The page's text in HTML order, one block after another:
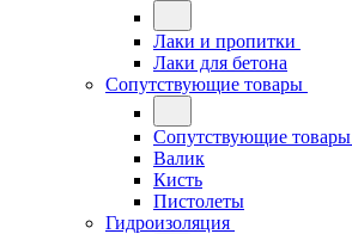
Лаки и пропитки
Лаки для бетона
Сопутствующие товары
Сопутствующие товары
Валик
Кисть
Пистолеты
Гидроизоляция